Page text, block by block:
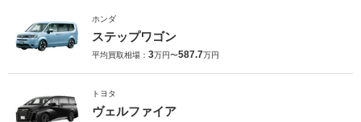
ホンダ
ステップワゴン
平均買取相場： 3万円〜587.7万円
トヨタ
ヴェルファイア